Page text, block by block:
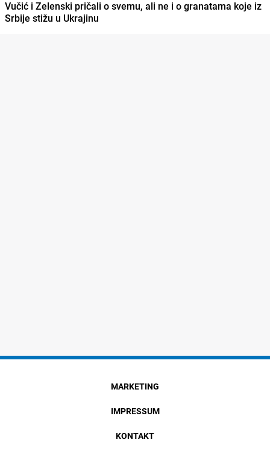
Vučić i Zelenski pričali o svemu, ali ne i o granatama koje iz
Srbije stižu u Ukrajinu
MARKETING
IMPRESSUM
KONTAKT